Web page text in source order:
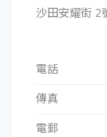
沙田安耀街 2
電話
傳真
電郵